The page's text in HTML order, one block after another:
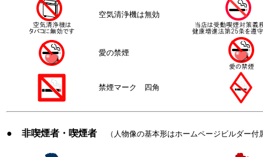
空気清浄機は無効
愛の禁煙
禁煙マーク 四角
● 非喫煙者・喫煙者 （人物像の基本形はホームページビルダー